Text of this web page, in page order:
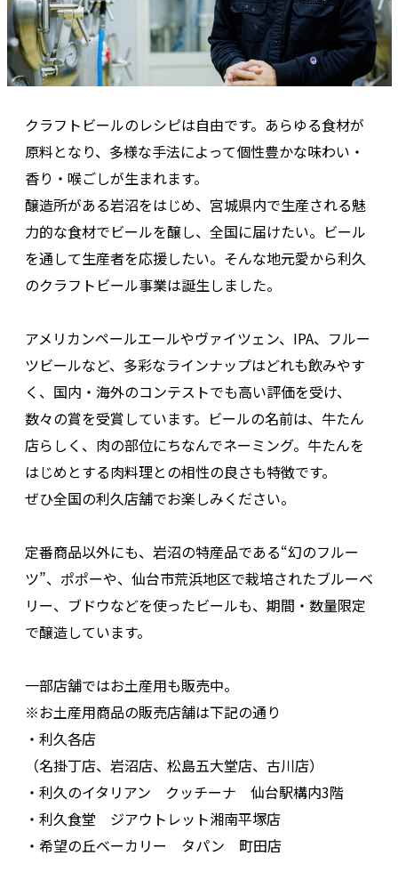
クラフトビールのレシピは自由です。あらゆる食材が
原料となり、多様な手法によって個性豊かな味わい・
香り・喉ごしが生まれます。
醸造所がある岩沼をはじめ、宮城県内で生産される魅
力的な食材でビールを醸し、全国に届けたい。ビール
を通して生産者を応援したい。そんな地元愛から利久
のクラフトビール事業は誕生しました。
アメリカンペールエールやヴァイツェン、IPA、フルー
ツビールなど、多彩なラインナップはどれも飲みやす
く、国内・海外のコンテストでも高い評価を受け、
数々の賞を受賞しています。ビールの名前は、牛たん
店らしく、肉の部位にちなんでネーミング。牛たんを
はじめとする肉料理との相性の良さも特徴です。
ぜひ全国の利久店舗でお楽しみください。
定番商品以外にも、岩沼の特産品である“幻のフルー
ツ”、ポポーや、仙台市荒浜地区で栽培されたブルーベ
リー、ブドウなどを使ったビールも、期間・数量限定
で醸造しています。
一部店舗ではお土産用も販売中。
※お土産用商品の販売店舗は下記の通り
・利久各店
（名掛丁店、岩沼店、松島五大堂店、古川店）
・利久のイタリアン クッチーナ 仙台駅構内3階
・利久食堂 ジアウトレット湘南平塚店
・希望の丘ベーカリー タパン 町田店